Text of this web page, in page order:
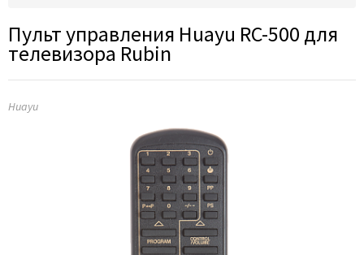
Пульт управления Huayu RC-500 для
телевизора Rubin
Huayu